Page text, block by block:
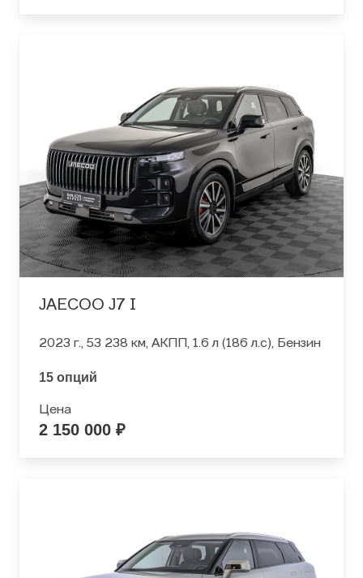
JAECOO J7 I
2023 г., 53 238 км, АКПП, 1.6 л (186 л.с), Бензин
15 опций
Цена
2 150 000 ₽